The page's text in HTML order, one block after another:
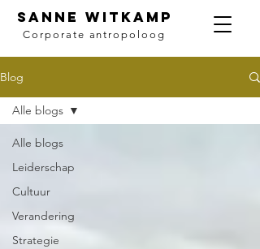
SANNE WITKAMP
Corporate antropoloog
Blog
Alle blogs
Leiderschap
Cultuur
Verandering
Strategie
Alle blogs